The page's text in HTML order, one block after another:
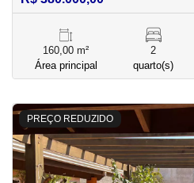
160,00 m²
Área principal
2
quarto(s)
PREÇO REDUZIDO
<<<<